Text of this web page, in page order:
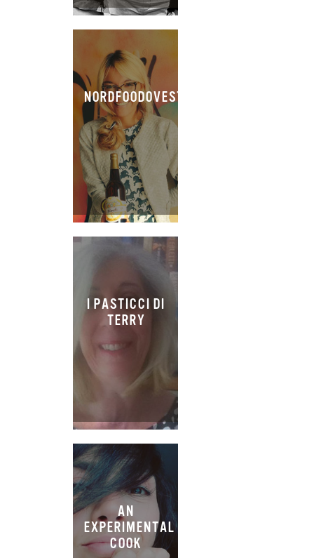
NORDFOODOVESTEST
I PASTICCI DI
TERRY
AN
EXPERIMENTAL
COOK